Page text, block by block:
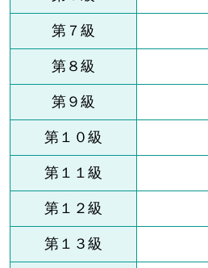
第７級
第８級
第９級
第１０級
第１１級
第１２級
第１３級